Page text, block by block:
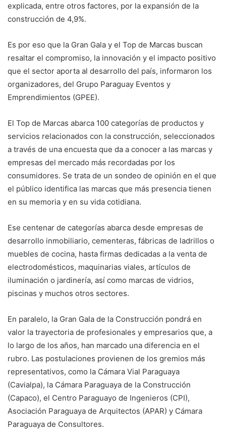
explicada, entre otros factores, por la expansión de la
construcción de 4,9%.
Es por eso que la Gran Gala y el Top de Marcas buscan
resaltar el compromiso, la innovación y el impacto positivo
que el sector aporta al desarrollo del país, informaron los
organizadores, del Grupo Paraguay Eventos y
Emprendimientos (GPEE).
El Top de Marcas abarca 100 categorías de productos y
servicios relacionados con la construcción, seleccionados
a través de una encuesta que da a conocer a las marcas y
empresas del mercado más recordadas por los
consumidores. Se trata de un sondeo de opinión en el que
el público identifica las marcas que más presencia tienen
en su memoria y en su vida cotidiana.
Ese centenar de categorías abarca desde empresas de
desarrollo inmobiliario, cementeras, fábricas de ladrillos o
muebles de cocina, hasta firmas dedicadas a la venta de
electrodomésticos, maquinarias viales, artículos de
iluminación o jardinería, así como marcas de vidrios,
piscinas y muchos otros sectores.
En paralelo, la Gran Gala de la Construcción pondrá en
valor la trayectoria de profesionales y empresarios que, a
lo largo de los años, han marcado una diferencia en el
rubro. Las postulaciones provienen de los gremios más
representativos, como la Cámara Vial Paraguaya
(Cavialpa), la Cámara Paraguaya de la Construcción
(Capaco), el Centro Paraguayo de Ingenieros (CPI),
Asociación Paraguaya de Arquitectos (APAR) y Cámara
Paraguaya de Consultores.